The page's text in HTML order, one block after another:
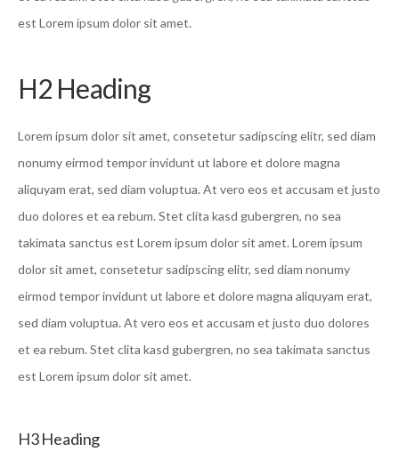
est Lorem ipsum dolor sit amet.
H2 Heading
Lorem ipsum dolor sit amet, consetetur sadipscing elitr, sed diam
nonumy eirmod tempor invidunt ut labore et dolore magna
aliquyam erat, sed diam voluptua. At vero eos et accusam et justo
duo dolores et ea rebum. Stet clita kasd gubergren, no sea
takimata sanctus est Lorem ipsum dolor sit amet. Lorem ipsum
dolor sit amet, consetetur sadipscing elitr, sed diam nonumy
eirmod tempor invidunt ut labore et dolore magna aliquyam erat,
sed diam voluptua. At vero eos et accusam et justo duo dolores
et ea rebum. Stet clita kasd gubergren, no sea takimata sanctus
est Lorem ipsum dolor sit amet.
H3 Heading